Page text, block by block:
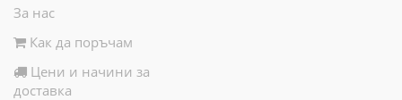
За нас
Как да поръчам
Цени и начини за
доставка